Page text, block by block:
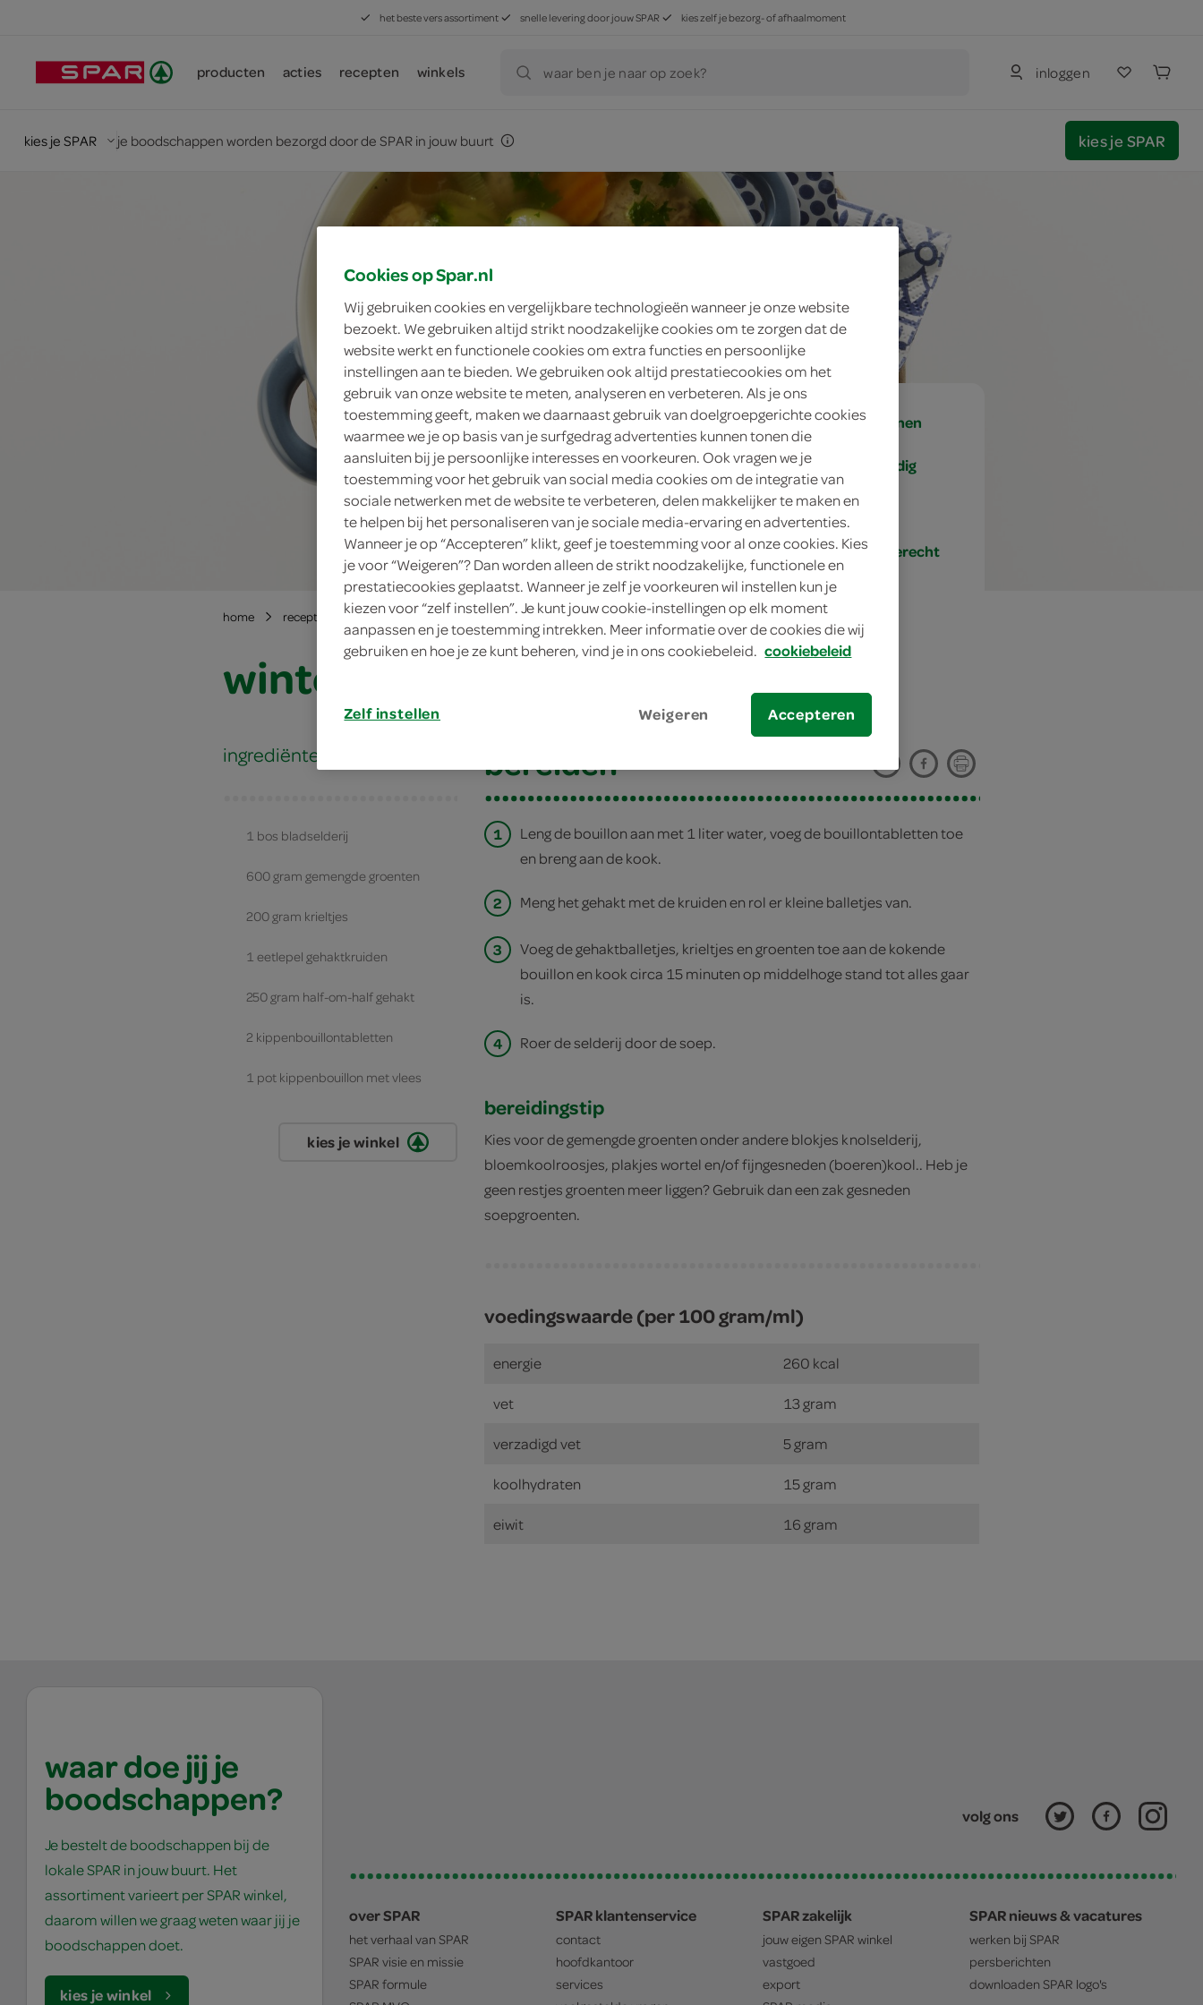
het beste vers assortiment snelle levering door jouw SPAR kies zelf je bezorg- of afhaalmoment
producten acties recepten winkels waar ben je naar op zoek? inloggen
kies je SPAR je boodschappen worden bezorgd door de SPAR in jouw buurt kies je SPAR
4 personen
eenvoudig
25 min.
hoofdgerecht
home recepten wintergroentesoep met balletjes
wintergroentesoep met balletjes
ingrediënten
1 bos bladselderij
600 gram gemengde groenten
200 gram krieltjes
1 eetlepel gehaktkruiden
250 gram half-om-half gehakt
2 kippenbouillontabletten
1 pot kippenbouillon met vlees
kies je winkel
bereiden
1
Leng de bouillon aan met 1 liter water, voeg de bouillontabletten toe
en breng aan de kook.
2 Meng het gehakt met de kruiden en rol er kleine balletjes van.
3
Voeg de gehaktballetjes, krieltjes en groenten toe aan de kokende
bouillon en kook circa 15 minuten op middelhoge stand tot alles gaar
is.
4 Roer de selderij door de soep.
bereidingstip
Kies voor de gemengde groenten onder andere blokjes knolselderij,
bloemkoolroosjes, plakjes wortel en/of fijngesneden (boeren)kool.. Heb je
geen restjes groenten meer liggen? Gebruik dan een zak gesneden
soepgroenten.
voedingswaarde (per 100 gram/ml)
energie 260 kcal
vet 13 gram
verzadigd vet 5 gram
koolhydraten 15 gram
eiwit 16 gram
waar doe jij je
boodschappen?
Je bestelt de boodschappen bij de
lokale SPAR in jouw buurt. Het
assortiment varieert per SPAR winkel,
daarom willen we graag weten waar jij je
boodschappen doet.
kies je winkel
volg ons
over SPAR
het verhaal van SPAR
SPAR visie en missie
SPAR formule
SPAR klantenservice
contact
hoofdkantoor
services
SPAR zakelijk
jouw eigen SPAR winkel
vastgoed
export
SPAR nieuws & vacatures
werken bij SPAR
persberichten
downloaden SPAR logo's
Cookies op Spar.nl
Wij gebruiken cookies en vergelijkbare technologieën wanneer je onze website
bezoekt. We gebruiken altijd strikt noodzakelijke cookies om te zorgen dat de
website werkt en functionele cookies om extra functies en persoonlijke
instellingen aan te bieden. We gebruiken ook altijd prestatiecookies om het
gebruik van onze website te meten, analyseren en verbeteren. Als je ons
toestemming geeft, maken we daarnaast gebruik van doelgroepgerichte cookies
waarmee we je op basis van je surfgedrag advertenties kunnen tonen die
aansluiten bij je persoonlijke interesses en voorkeuren. Ook vragen we je
toestemming voor het gebruik van social media cookies om de integratie van
sociale netwerken met de website te verbeteren, delen makkelijker te maken en
te helpen bij het personaliseren van je sociale media-ervaring en advertenties.
Wanneer je op “Accepteren” klikt, geef je toestemming voor al onze cookies. Kies
je voor “Weigeren”? Dan worden alleen de strikt noodzakelijke, functionele en
prestatiecookies geplaatst. Wanneer je zelf je voorkeuren wil instellen kun je
kiezen voor “zelf instellen”. Je kunt jouw cookie-instellingen op elk moment
aanpassen en je toestemming intrekken. Meer informatie over de cookies die wij
gebruiken en hoe je ze kunt beheren, vind je in ons cookiebeleid. cookiebeleid
Zelf instellen Weigeren Accepteren